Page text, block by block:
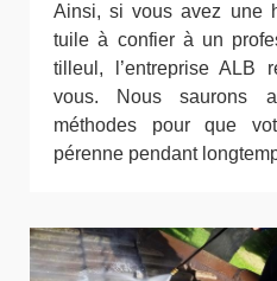
Ainsi, si vous avez une
tuile à confier à un
tilleul, l’entreprise ALB
vous. Nous saurons
méthodes pour que
pérenne pendant